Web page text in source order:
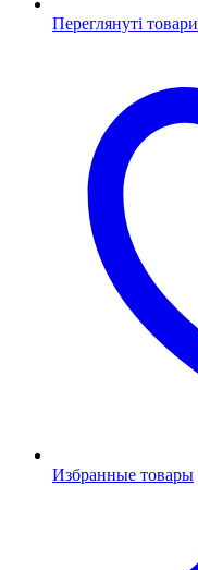
Переглянуті товари
Избранные товары